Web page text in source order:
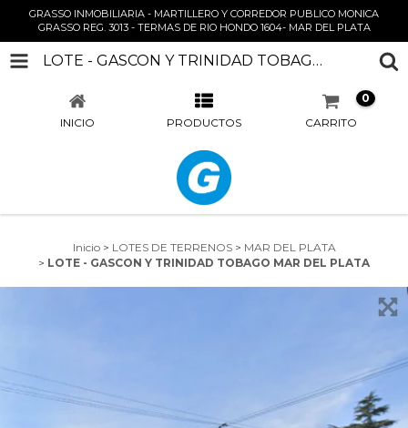
GRASSO INMOBILIARIA - MARTILLERO Y CORREDOR PUBLICO MONICA
GRASSO REG. 3013 - TERMAS DE RIO HONDO 1604- MAR DEL PLATA
LOTE - GASCON Y TRINIDAD TOBAGO MAR DEL PLATA
INICIO PRODUCTOS CARRITO
0
Inicio > LOTES DE TERRENOS > MAR DEL PLATA
> LOTE - GASCON Y TRINIDAD TOBAGO MAR DEL PLATA